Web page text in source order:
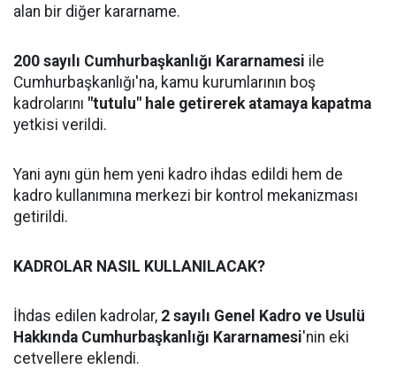
alan bir diğer kararname.
200 sayılı Cumhurbaşkanlığı Kararnamesi ile
Cumhurbaşkanlığı'na, kamu kurumlarının boş
kadrolarını "tutulu" hale getirerek atamaya kapatma
yetkisi verildi.
Yani aynı gün hem yeni kadro ihdas edildi hem de
kadro kullanımına merkezi bir kontrol mekanizması
getirildi.
KADROLAR NASIL KULLANILACAK?
İhdas edilen kadrolar, 2 sayılı Genel Kadro ve Usulü
Hakkında Cumhurbaşkanlığı Kararnamesi'nin eki
cetvellere eklendi.